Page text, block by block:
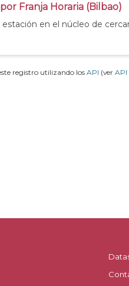
Franja Horaria (Bilbao)
en el núcleo de
registro utilizando losAPI (ver API